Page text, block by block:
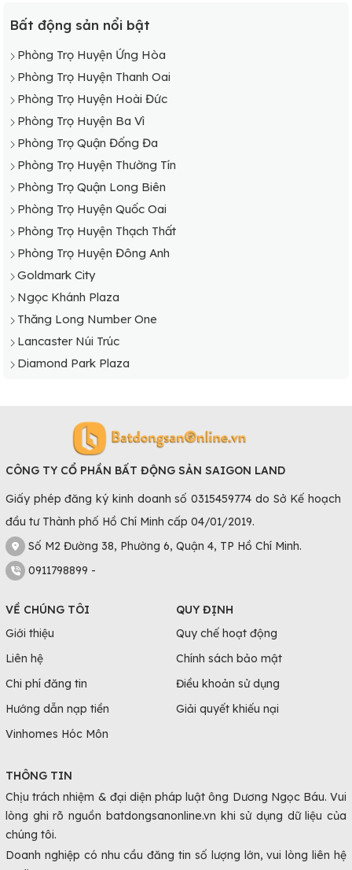
Phòng Trọ Huyện Hoài Đức
Phòng Trọ Huyện Mỹ Đức
Phòng Trọ Huyện Phú Xuyên
Phòng Trọ Huyện Phúc Thọ
Phòng Trọ Huyện Quốc Oai
Phòng Trọ Huyện Sóc Sơn
Phòng Trọ Huyện Thạch Thất
Phòng Trọ Huyện Thanh Oai
Phòng Trọ Huyện Thanh Trì
Phòng Trọ Huyện Thường Tín
Phòng Trọ Huyện Ứng Hòa
Bất động sản nổi bật
Phòng Trọ Huyện Ứng Hòa
Phòng Trọ Huyện Thanh Oai
Phòng Trọ Huyện Hoài Đức
Phòng Trọ Huyện Ba Vì
Phòng Trọ Quận Đống Đa
Phòng Trọ Huyện Thường Tín
Phòng Trọ Quận Long Biên
Phòng Trọ Huyện Quốc Oai
Phòng Trọ Huyện Thạch Thất
Phòng Trọ Huyện Đông Anh
Goldmark City
Ngọc Khánh Plaza
Thăng Long Number One
Lancaster Núi Trúc
Diamond Park Plaza
CÔNG TY CỔ PHẦN BẤT ĐỘNG SẢN SAIGON LAND
Giấy phép đăng ký kinh doanh số 0315459774 do Sở Kế hoạch
đầu tư Thành phố Hồ Chí Minh cấp 04/01/2019.
Số M2 Đường 38, Phường 6, Quận 4, TP Hồ Chí Minh.
0911798899 -
VỀ CHÚNG TÔI
Giới thiệu
Liên hệ
Chi phí đăng tin
Hướng dẫn nạp tiền
Vinhomes Hóc Môn
QUY ĐỊNH
Quy chế hoạt động
Chính sách bảo mật
Điều khoản sử dụng
Giải quyết khiếu nại
THÔNG TIN
Chịu trách nhiệm & đại diện pháp luật ông Dương Ngọc Báu. Vui
lòng ghi rõ nguồn batdongsanonline.vn khi sử dụng dữ liệu của
chúng tôi.
Doanh nghiệp có nhu cầu đăng tin số lượng lớn, vui lòng liên hệ